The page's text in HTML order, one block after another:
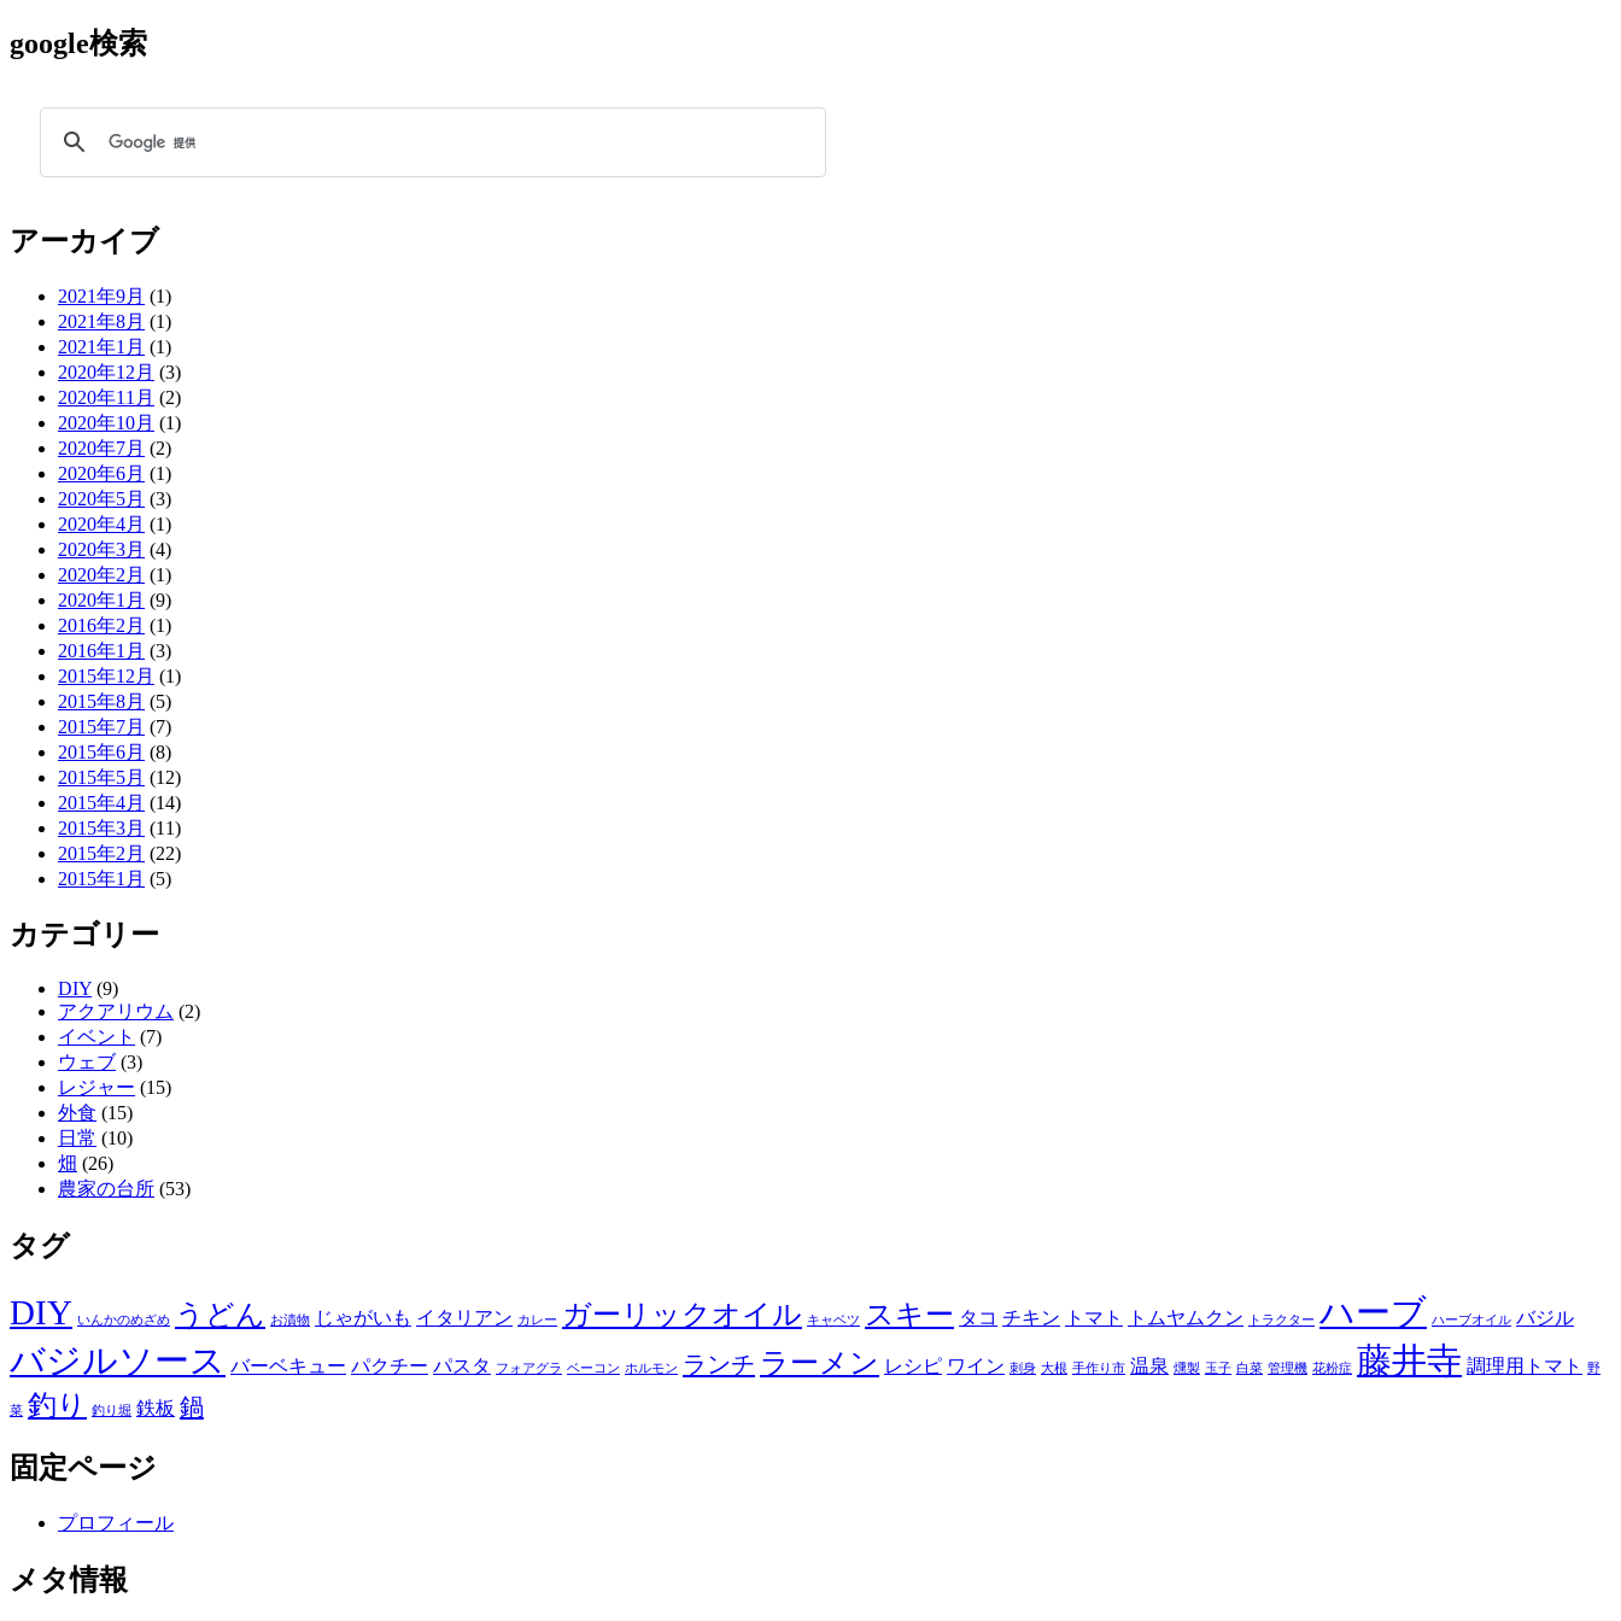
google検索
アーカイブ
2021年9月 (1)
2021年8月 (1)
2021年1月 (1)
2020年12月 (3)
2020年11月 (2)
2020年10月 (1)
2020年7月 (2)
2020年6月 (1)
2020年5月 (3)
2020年4月 (1)
2020年3月 (4)
2020年2月 (1)
2020年1月 (9)
2016年2月 (1)
2016年1月 (3)
2015年12月 (1)
2015年8月 (5)
2015年7月 (7)
2015年6月 (8)
2015年5月 (12)
2015年4月 (14)
2015年3月 (11)
2015年2月 (22)
2015年1月 (5)
カテゴリー
DIY (9)
アクアリウム (2)
イベント (7)
ウェブ (3)
レジャー (15)
外食 (15)
日常 (10)
畑 (26)
農家の台所 (53)
タグ
DIY いんかのめざめ うどん お漬物 じゃがいも イタリアン カレー ガーリックオイル キャベツ スキー タコ チキン トマト トムヤムクン トラクター ハーブ ハーブオイル バジル
バジルソース バーベキュー パクチー パスタ フォアグラ ベーコン ホルモン ランチ ラーメン レシピ ワイン 刺身 大根 手作り市 温泉 燻製 玉子 白菜 管理機 花粉症 藤井寺 調理用トマト 野
菜 釣り 釣り堀 鉄板 鍋
固定ページ
プロフィール
メタ情報